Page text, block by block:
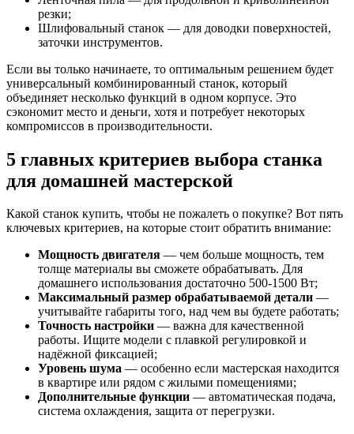
резки;
Шлифовальный станок — для доводки поверхностей,
заточки инструментов.
Если вы только начинаете, то оптимальным решением будет
универсальный комбинированный станок, который
объединяет несколько функций в одном корпусе. Это
сэкономит место и деньги, хотя и потребует некоторых
компромиссов в производительности.
5 главных критериев выбора станка
для домашней мастерской
Какой станок купить, чтобы не пожалеть о покупке? Вот пять
ключевых критериев, на которые стоит обратить внимание:
Мощность двигателя — чем больше мощность, тем
толще материалы вы сможете обрабатывать. Для
домашнего использования достаточно 500-1500 Вт;
Максимальный размер обрабатываемой детали —
учитывайте габариты того, над чем вы будете работать;
Точность настройки — важна для качественной
работы. Ищите модели с плавкой регулировкой и
надёжной фиксацией;
Уровень шума — особенно если мастерская находится
в квартире или рядом с жилыми помещениями;
Дополнительные функции — автоматическая подача,
система охлаждения, защита от перегрузки.